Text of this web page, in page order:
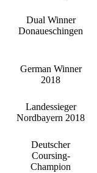
Dual Winner
Donaueschingen
German Winner
2018
Landessieger
Nordbayern 2018
Deutscher
Coursing-
Champion